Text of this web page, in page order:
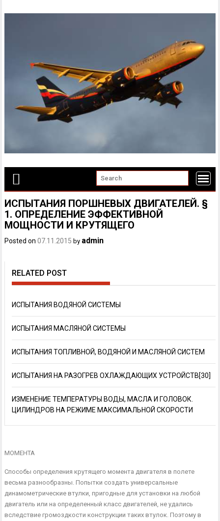
ИСПЫТАНИЯ ПОРШНЕВЫХ ДВИГАТЕЛЕЙ. §
1. ОПРЕДЕЛЕНИЕ ЭФФЕКТИВНОЙ
МОЩНОСТИ И КРУТЯЩЕГО
Posted on07.11.2015 by admin
RELATED POST
ИСПЫТАНИЯ ВОДЯНОЙ СИСТЕМЫ
ИСПЫТАНИЯ МАСЛЯНОЙ СИСТЕМЫ
ИСПЫТАНИЯ ТОПЛИВНОЙ, ВОДЯНОЙ И МАСЛЯНОЙ СИСТЕМ
ИСПЫТАНИЯ НА РАЗОГРЕВ ОХЛАЖДАЮЩИХ УСТРОЙСТВ[30]
ИЗМЕНЕНИЕ ТЕМПЕРАТУРЫ ВОДЫ, МАСЛА И ГОЛОВОК.
ЦИЛИНДРОВ НА РЕЖИМЕ МАКСИМАЛЬНОЙ СКОРОСТИ
МОМЕНТА
Способы определения крутящего момента двигателя в по­лете
весьма разнообразны. Попытки создать универсальные
динамометрические втулки, пригодные для установ­ки на любой
двигатель или на определенный класс двигателей, не удались
вследствие громоздкости конструкции таких втулок. Поэтому в